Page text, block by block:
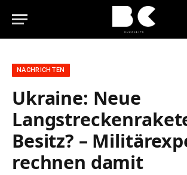
NACHRICHTEN
Ukraine: Neue
Besitz? –
rechnen damit